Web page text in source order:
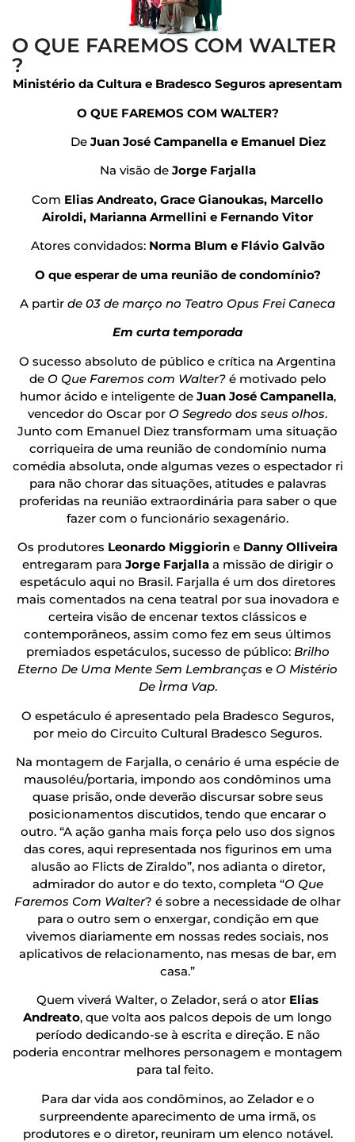
O QUE FAREMOS COM WALTER
?
Ministério da Cultura e Bradesco Seguros apresentam
O QUE FAREMOS COM WALTER?
De Juan José Campanella e Emanuel Diez
Na visão de Jorge Farjalla
Com Elias Andreato, Grace Gianoukas, Marcello
Airoldi, Marianna Armellini e Fernando Vitor
Atores convidados: Norma Blum e Flávio Galvão
O que esperar de uma reunião de condomínio?
A partir de 03 de março no Teatro Opus Frei Caneca
Em curta temporada
O sucesso absoluto de público e crítica na Argentina
de O Que Faremos com Walter?é motivado pelo
humor ácido e inteligente de Juan José Campanella,
vencedor do Oscar por O Segredo dos seus olhos.
Junto com Emanuel Diez transformam uma situação
corriqueira de uma reunião de condomínio numa
comédia absoluta, onde algumas vezes o espectador ri
para não chorar das situações, atitudes e palavras
proferidas na reunião extraordinária para saber o que
fazer com o funcionário sexagenário.
Os produtores Leonardo Miggiorin e Danny Olliveira
entregaram para Jorge Farjallaa missão de dirigir o
espetáculo aqui no Brasil. Farjalla é um dos diretores
mais comentados na cena teatral por sua inovadora e
certeira visão de encenar textos clássicos e
contemporâneos, assim como fez em seus últimos
premiados espetáculos, sucesso de público: Brilho
Eterno De Uma Mente Sem Lembranças e O Mistério
De Ìrma Vap.
O espetáculo é apresentado pela Bradesco Seguros,
por meio do Circuito Cultural Bradesco Seguros.
Na montagem de Farjalla, o cenário é uma espécie de
mausoléu/portaria, impondo aos condôminos uma
quase prisão, onde deverão discursar sobre seus
posicionamentos discutidos, tendo que encarar o
outro. “A ação ganha mais força pelo uso dos signos
das cores, aqui representada nos figurinos em uma
alusão ao Flicts de Ziraldo”, nos adianta o diretor,
admirador do autor e do texto, completa “O Que
Faremos Com Walter? é sobre a necessidade de olhar
para o outro sem o enxergar, condição em que
vivemos diariamente em nossas redes sociais, nos
aplicativos de relacionamento, nas mesas de bar, em
casa.”
Quem viverá Walter, o Zelador, será o ator Elias
Andreato, que volta aos palcos depois de um longo
período dedicando-se à escrita e direção. E não
poderia encontrar melhores personagem e montagem
para tal feito.
Para dar vida aos condôminos, ao Zelador e o
surpreendente aparecimento de uma irmã, os
produtores e o diretor, reuniram um elenco notável.